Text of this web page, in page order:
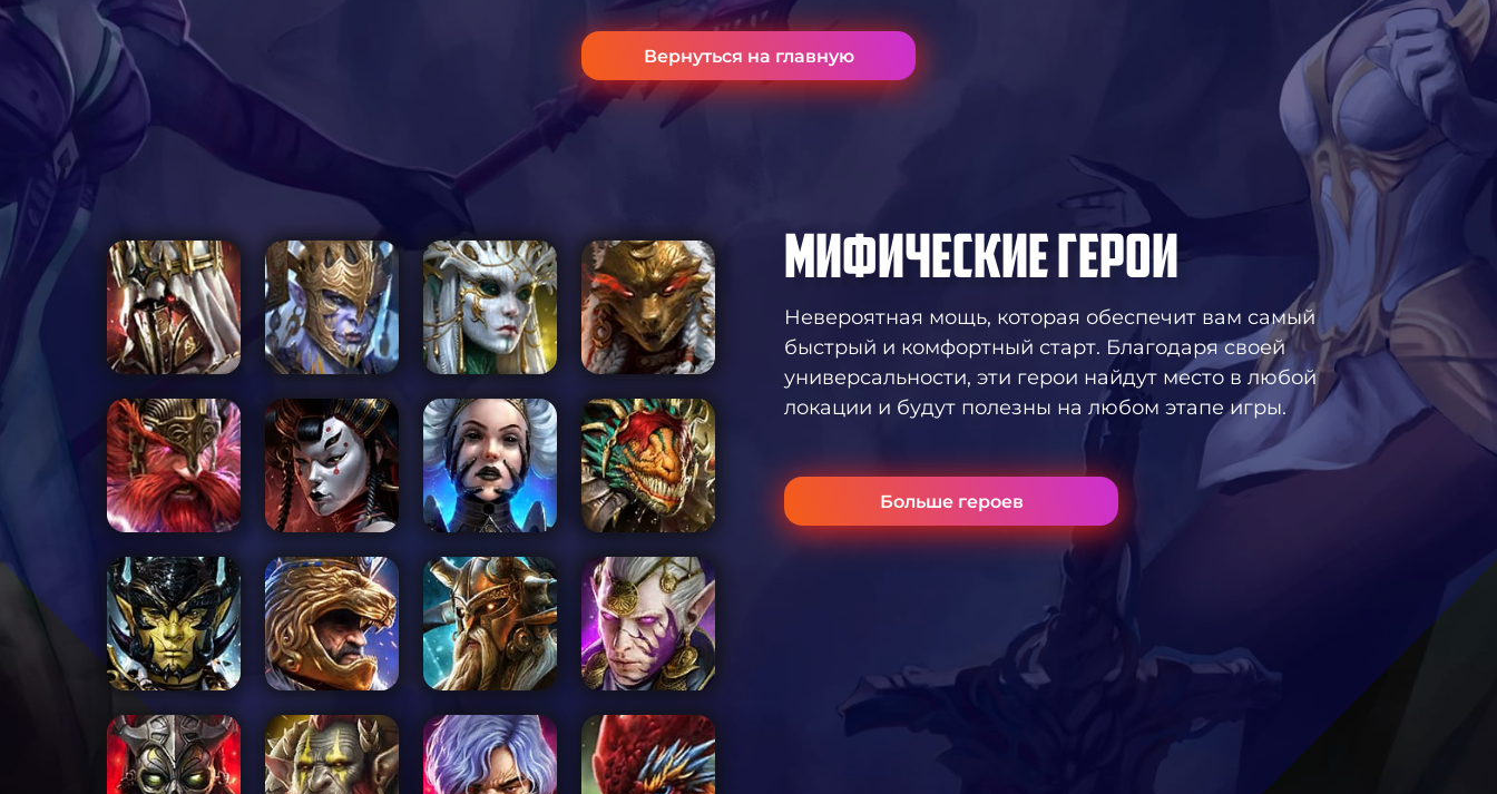
Вернуться на главную
МИФИЧЕСКИЕ ГЕРОИ
Невероятная мощь, которая обеспечит вам самый
быстрый и комфортный старт. Благодаря своей
универсальности, эти герои найдут место в любой
локации и будут полезны на любом этапе игры.
Больше героев